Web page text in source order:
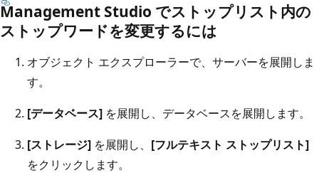
Management Studio でストップリスト内の
ストップワードを変更するには
オブジェクト エクスプローラーで、サーバーを展開しま
す。
[データベース] を展開し、データベースを展開します。
[ストレージ] を展開し、 [フルテキスト ストップリスト]
をクリックします。